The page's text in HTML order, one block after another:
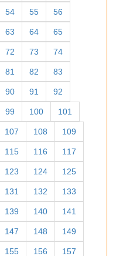
54 55 56
63 64 65
72 73 74
81 82 83
90 91 92
99 100 101
107 108 109
115 116 117
123 124 125
131 132 133
139 140 141
147 148 149
155 156 157